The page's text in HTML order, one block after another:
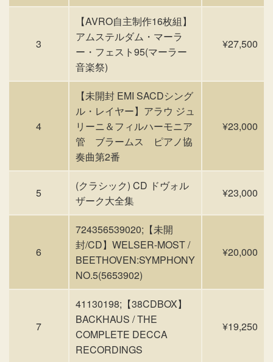
3
【AVRO自主制作16枚組】
アムステルダム・マーラ
ー・フェスト95(マーラー
音楽祭)
¥27,500
4
【未開封 EMI SACDシング
ル・レイヤー】アラウ ジュ
リーニ＆フィルハーモニア
管 ブラームス ピアノ協
奏曲第2番
¥23,000
5
(クラシック) CD ドヴォル
ザーク大全集
¥23,000
6
724356539020;【未開
封/CD】WELSER-MOST /
BEETHOVEN:SYMPHONY
NO.5(5653902)
¥20,000
7
41130198;【38CDBOX】
BACKHAUS / THE
COMPLETE DECCA
RECORDINGS
¥19,250